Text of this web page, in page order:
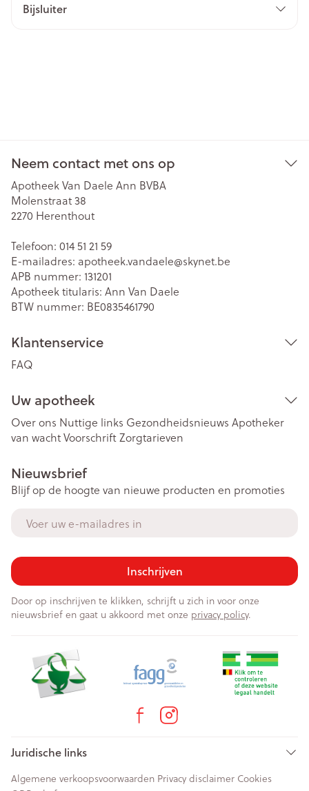
Bijsluiter
Neem contact met ons op
Apotheek Van Daele Ann BVBA
Molenstraat 38
2270 Herenthout
Telefoon: 014 51 21 59
E-mailadres: apotheek.vandaele@skynet.be
APB nummer: 131201
Apotheek titularis: Ann Van Daele
BTW nummer: BE0835461790
Klantenservice
FAQ
Uw apotheek
Over ons Nuttige links Gezondheidsnieuws Apotheker
van wachtVoorschriftZorgtarieven
Nieuwsbrief
Blijf op de hoogte van nieuwe producten en promoties
Inschrijven
Door op inschrijven te klikken, schrijft u zich in voor onze
nieuwsbrief en gaat u akkoord met onze privacy policy.
Juridische links
Algemene verkoopsvoorwaarden Privacy disclaimer Cookies